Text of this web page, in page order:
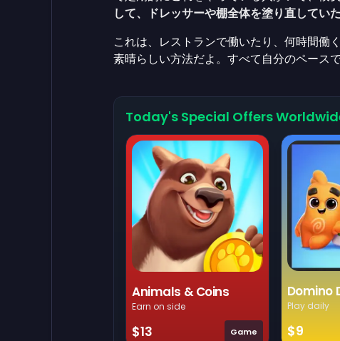
して、ドレッサーや棚全体を塗り直していた
これは、レストランで働いたり、何時間働
素晴らしい方法だよ。すべて自分のペース
Today's Special Offers
Animals & Coins
Earn on side
$13 Game
Domino
Play daily
$9